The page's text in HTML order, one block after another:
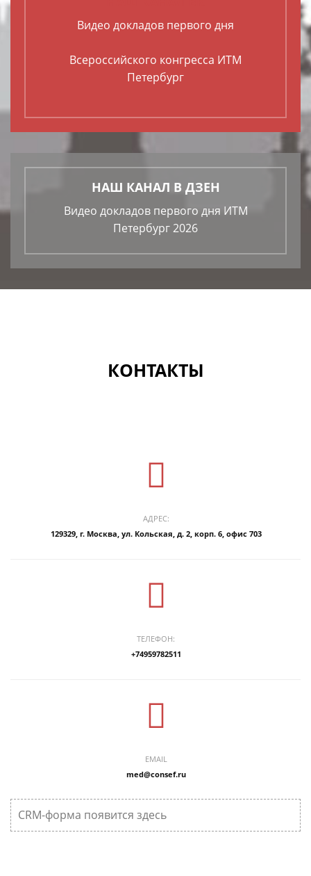
Видео докладов первого дня
Всероссийского конгресса ИТМ
Петербург
НАШ КАНАЛ В ДЗЕН
Видео докладов первого дня ИТМ
Петербург 2026
CRM-форма появится здесь
КОНТАКТЫ
АДРЕС:
129329, г. Москва, ул. Кольская, д. 2, корп. 6, офис 703
ТЕЛЕФОН:
+74959782511
EMAIL
med@consef.ru